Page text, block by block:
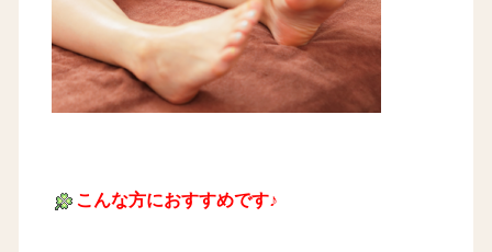
こんな方におすすめです♪